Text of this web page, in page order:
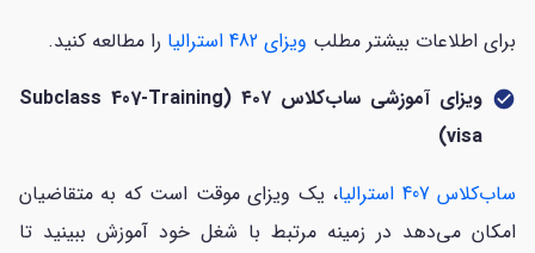
برای اطلاعات بیشتر مطلب ویزای 482 استرالیا را مطالعه کنید.
check_circle
ویزای آموزشی ساب‌کلاس ۴۰۷ (Subclass 407-Training
visa)
ساب‌کلاس 407 استرالیا
، یک ویزای موقت است که به متقاضیان
امکان می‌دهد در زمینه مرتبط با شغل خود آموزش ببینید تا